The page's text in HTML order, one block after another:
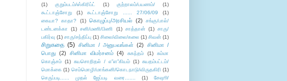
(1)
குறும்படம்/ஸ்கிரிப்ட் (1) குற்றாலம்/பயணம்/
(1)
கூட்டாஞ்சோறு
(1) கூட்டாஞ்சோறு ...... 27/06/09
(1)
கையா? காதா?
(1) கொழுப்பு/அரசியல் (2)
சங்கு/பால்/
டண்டனக்கா
(1) சனி/மணி/பிணி (1) சாத்தான் (1) சாரு/
பகிர்வு (1) சாரு/சந்திப்பு (1) சிலை/விலை/கலை (1) சிவன் (1)
சிறுகதை (5) சினிமா / அனுபவங்கள் (2)
சினிமா /
பொது (2) சினிமா விமர்சனம் (4) சுகந்தம் (1)
சும்மா
கொஞ்சம் (1) சுயசொறிதல் / எ”ள”கியம் (1) சுயதம்பட்டம்/
மொக்கை (1) செம்மொழி/மாங்கனி/கொடநாடு/விருதகிரி (1)
செருப்படி...... முதல் ஜேப்படி வரை.......
(1)
சேஷூ/